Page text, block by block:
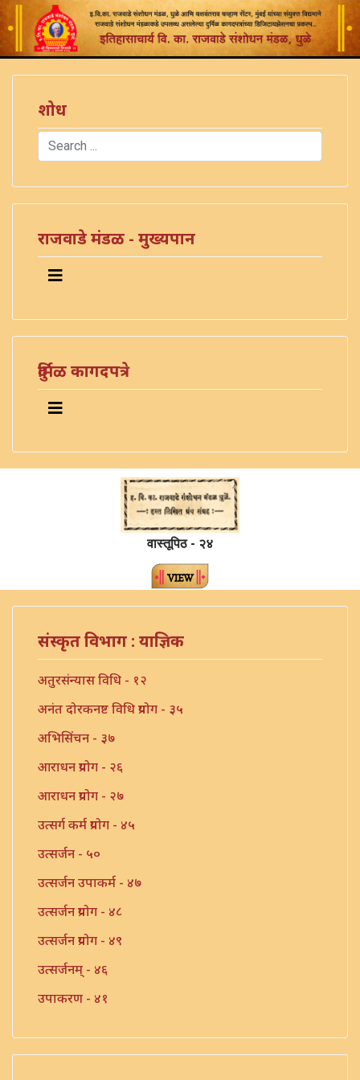
शोध
Search
राजवाडे मंडळ - मुख्यपान
दुर्मिळ कागदपत्रे
वास्तूपिठ - २४
संस्कृत विभाग : याज्ञिक
अतुरसंन्यास विधि - १२
अनंत दोरकनष्ट विधि प्रयोग - ३५
अभिसिंचन - ३७
आराधन प्रयोग - २६
आराधन प्रयोग - २७
उत्सर्ग कर्म प्रयोग - ४५
उत्सर्जन - ५०
उत्सर्जन उपाकर्म - ४७
उत्सर्जन प्रयोग - ४८
उत्सर्जन प्रयोग - ४९
उत्सर्जनम् - ४६
उपाकरण - ४१
उपाकर्म - ४३